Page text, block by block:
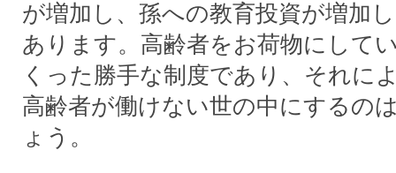
が増加し、孫への教育投資が増加
あります。高齢者をお荷物にして
くった勝手な制度であり、それに
高齢者が働けない世の中にするの
ょう。